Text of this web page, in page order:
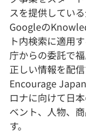
スを提供してい
Googleの
ト内検索に適用
庁からの委託で
正しい情報を配
Encourage
ロナに向けて日
ベント、人物、
す。